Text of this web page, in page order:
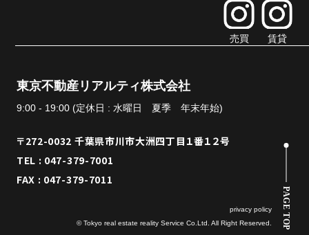
売買 賃貸
東京不動産リアルティ株式会社
9:00 - 19:00 (定休日 : 水曜日 夏季 年末年始)
〒272-0032 千葉県市川市大洲四丁目１番１２号
TEL : 047-379-7001
FAX : 047-379-7011
privacy policy
© Tokyo real estate reality Service Co.Ltd. All Right Reserved.
PAGE TOP